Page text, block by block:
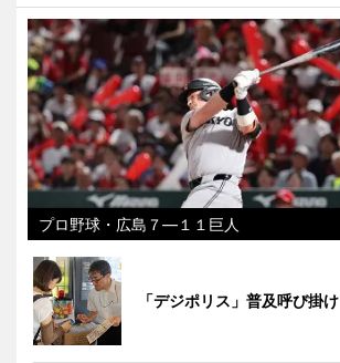
プロ野球・広島７―１１巨人
「デジポリス」普及呼び掛け